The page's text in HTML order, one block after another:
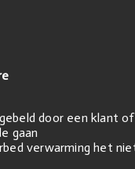
door een klant
gaan
verwarming het